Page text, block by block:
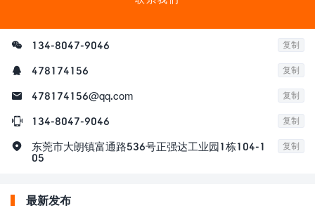
 134-8047-9046 复制
 478174156 复制
 478174156@qq.com 复制
 134-8047-9046 复制

东莞市大朗镇富通路536号正强达工业园1栋104-1
05
复制
最新发布